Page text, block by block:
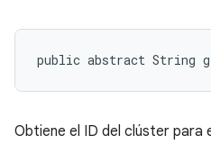
public abstract String
Obtiene el ID del clúster para